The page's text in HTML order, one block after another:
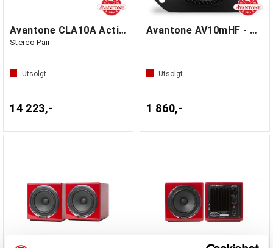
Avantone CLA10A Active Limited
Stereo Pair
Utsolgt
14 223,-
Avantone AV10mHF - Tweeter AGED
Utsolgt
1 860,-